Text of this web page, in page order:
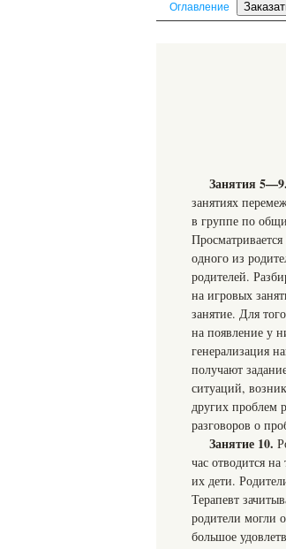
Оглавление
Занятия 5—9.
занятиях
в группе по
одного из
родителей.
на игровых
занятие. Для
на появление у
генерализация
получают
ситуаций,
других проблем
разговоров о
Занятие 10.
час отводится
их дети.
Терапевт
родители могли
большое